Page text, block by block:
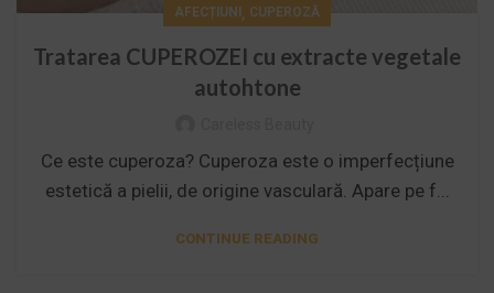
AFECȚIUNI , CUPEROZĂ
Tratarea CUPEROZEI cu extracte vegetale
autohtone
Ce este cuperoza? Cuperoza este o imperfecțiune
estetică a pielii, de origine vasculară. Apare pe f...
CONTINUE READING